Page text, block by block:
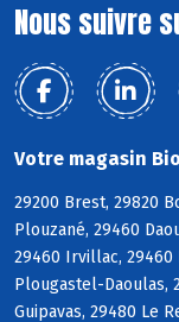
Nous suivre
Votre magasin
29200 Brest, 29820
Plouzané, 29460
29460 Irvillac, 29460
Plougastel-Daoulas,
Guipavas, 29480 Le